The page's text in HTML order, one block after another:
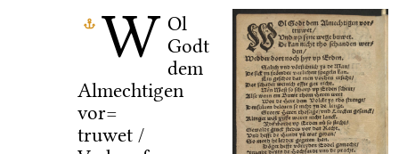
W Ol
Godt
dem
Almechtigen
vor=
truwet /